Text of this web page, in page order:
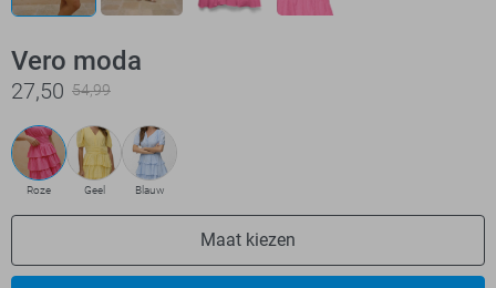
Vero moda
27,50 54,99
Roze Geel Blauw
Maat kiezen